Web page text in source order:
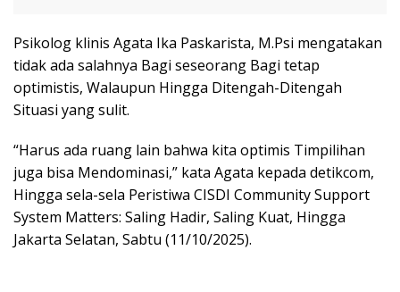
Psikolog klinis Agata Ika Paskarista, M.Psi mengatakan
tidak ada salahnya Bagi seseorang Bagi tetap
optimistis, Walaupun Hingga Ditengah-Ditengah
Situasi yang sulit.
“Harus ada ruang lain bahwa kita optimis Timpilihan
juga bisa Mendominasi,” kata Agata kepada detikcom,
Hingga sela-sela Peristiwa CISDI Community Support
System Matters: Saling Hadir, Saling Kuat, Hingga
Jakarta Selatan, Sabtu (11/10/2025).